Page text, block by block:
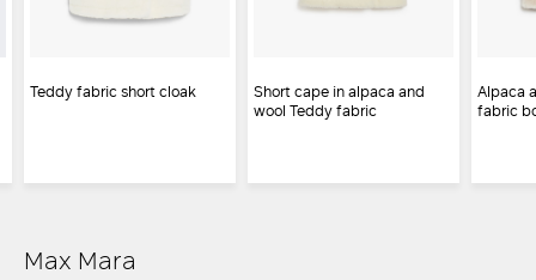
Teddy fabric short cloak
Short cape in alpaca and
wool Teddy fabric
Alpaca
fabric
Max Mara